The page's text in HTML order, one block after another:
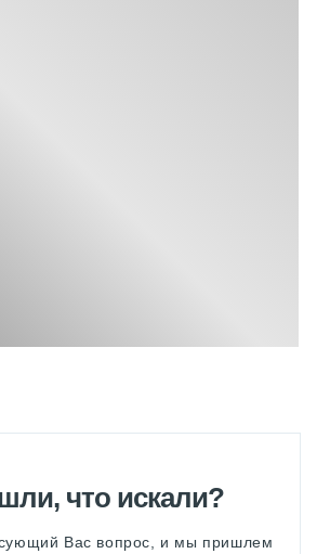
что искали?
Вас вопрос, и мы пришлем